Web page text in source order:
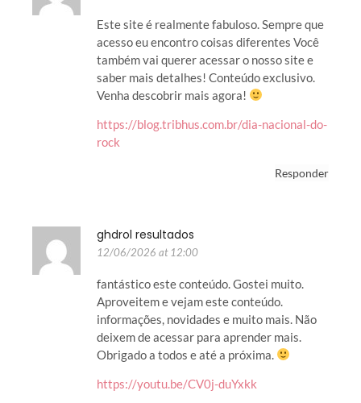
Este site é realmente fabuloso. Sempre que
acesso eu encontro coisas diferentes Você
também vai querer acessar o nosso site e
saber mais detalhes! Conteúdo exclusivo.
Venha descobrir mais agora!
https://blog.tribhus.com.br/dia-nacional-do-
rock
Responder
ghdrol resultados
12/06/2026 at 12:00
fantástico este conteúdo. Gostei muito.
Aproveitem e vejam este conteúdo.
informações, novidades e muito mais. Não
deixem de acessar para aprender mais.
Obrigado a todos e até a próxima.
https://youtu.be/CV0j-duYxkk